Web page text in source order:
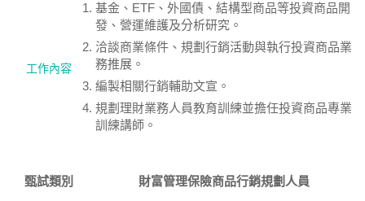
工作內容
基金、ETF、外國債、結構型商品等投資商品開
發、營運維護及分析研究。
洽談商業條件、規劃行銷活動與執行投資商品業
務推展。
編製相關行銷輔助文宣。
規劃理財業務人員教育訓練並擔任投資商品專業
訓練講師。
甄試類別 財富管理保險商品行銷規劃人員